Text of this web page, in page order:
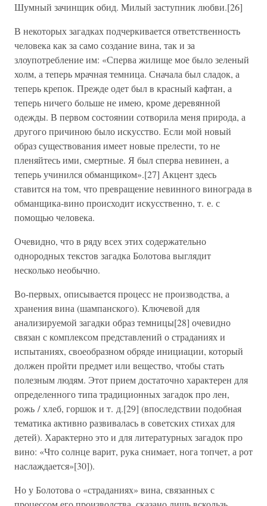
Шумный зачинщик обид. Милый заступник любви.[26]
В некоторых загадках подчеркивается ответственность
человека как за само создание вина, так и за
злоупотребление им: «Сперва жилище мое было зеленый
холм, а теперь мрачная темница. Сначала был сладок, а
теперь крепок. Прежде одет был в красный кафтан, а
теперь ничего больше не имею, кроме деревянной
одежды. В первом состоянии сотворила меня природа, а
другого причиною было искусство. Если мой новый
образ существования имеет новые прелести, то не
пленяйтесь ими, смертные. Я был сперва невинен, а
теперь учинился обманщиком».[27] Акцент здесь
ставится на том, что превращение невинного винограда в
обманщика-вино происходит искусственно, т. е. с
помощью человека.
Очевидно, что в ряду всех этих содержательно
однородных текстов загадка Болотова выглядит
несколько необычно.
Во-первых, описывается процесс не производства, а
хранения вина (шампанского). Ключевой для
анализируемой загадки образ темницы[28] очевидно
связан с комплексом представлений о страданиях и
испытаниях, своеобразном обряде инициации, который
должен пройти предмет или вещество, чтобы стать
полезным людям. Этот прием достаточно характерен для
определенного типа традиционных загадок про лен,
рожь / хлеб, горшок и т. д.[29] (впоследствии подобная
тематика активно развивалась в советских стихах для
детей). Характерно это и для литературных загадок про
вино: «Что солнце варит, рука снимает, нога топчет, а рот
наслаждается»[30]).
Но у Болотова о «страданиях» вина, связанных с